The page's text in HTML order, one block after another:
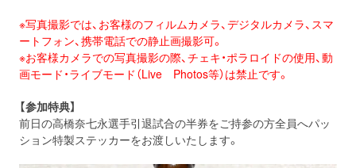
※写真撮影では、お客様のフィルムカメラ、デジタルカメラ、スマ
ートフォン、携帯電話での静止画撮影可。
※お客様カメラでの写真撮影の際、チェキ・ポラロイドの使用、動
画モード・ライブモード（Live Photos等）は禁止です。
【参加特典】
前日の高橋奈七永選手引退試合の半券をご持参の方全員へパッ
ション特製ステッカーをお渡しいたします。